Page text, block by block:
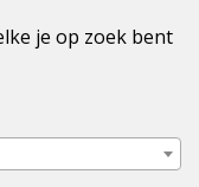
je op zoek bent